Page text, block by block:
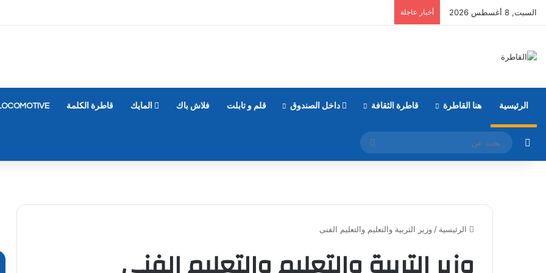
السبت, 8 أغسطس 2026 أخبار عاجلة
الرئيسية هنا القاطرة قاطرة الثقافة داخل الصندوق قلم و تابلت فلاش باك المايك قاطرة الكلمة
مقال عشوائي
بحث
عن
الرئيسية / وزير التربية والتعليم والتعليم الفنى